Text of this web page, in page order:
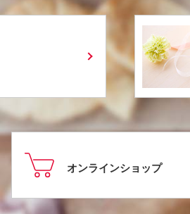
オンラインショップ